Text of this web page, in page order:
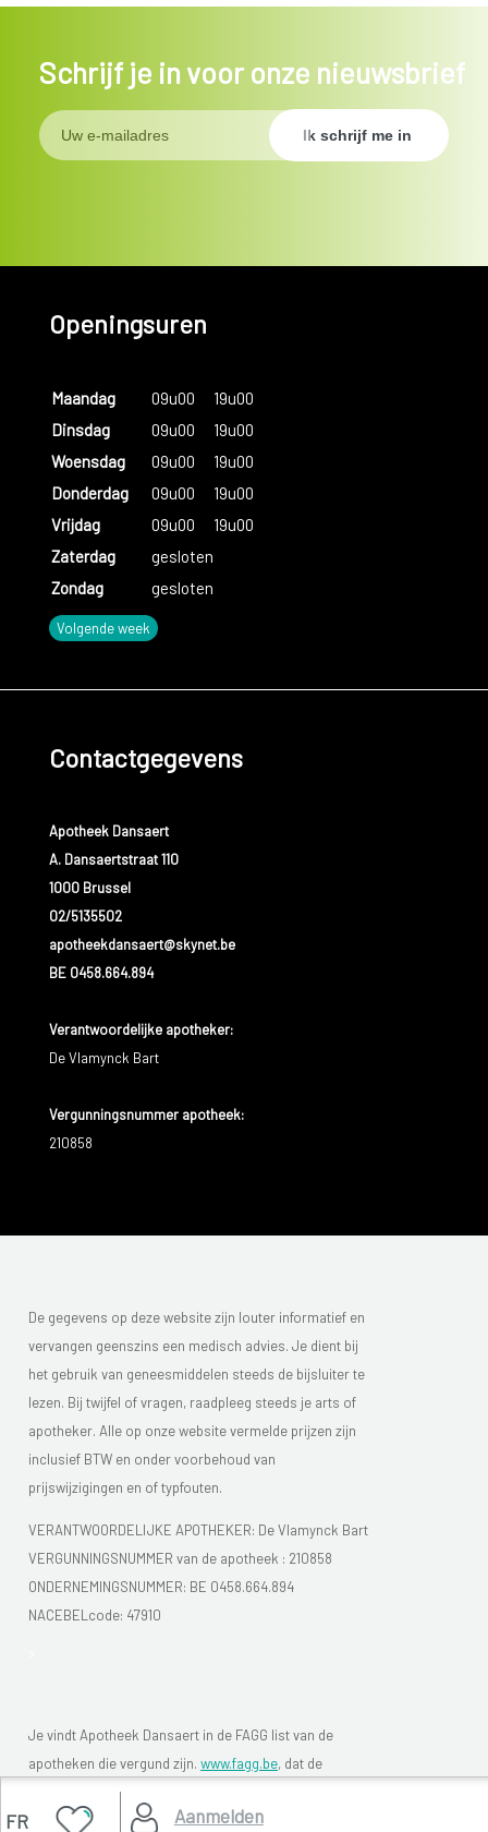
FR Aanmelden
Schrijf je in voor onze nieuwsbrief
Openingsuren
Maandag 09u00
19u00
Dinsdag
09u00
19u00
Woensdag
09u00
19u00
Donderdag
09u00
19u00
Vrijdag
09u00
19u00
Zaterdag
gesloten
Zondag
gesloten
Volgende week
Contactgegevens
Apotheek Dansaert
A. Dansaertstraat 110
1000 Brussel
02/5135502
apotheekdansaert@skynet.be
BE 0458.664.894
Verantwoordelijke apotheker:
De Vlamynck Bart
Vergunningsnummer apotheek:
210858
De gegevens op deze website zijn louter informatief en
vervangen geenszins een medisch advies. Je dient bij
het gebruik van geneesmiddelen steeds de bijsluiter te
lezen. Bij twijfel of vragen, raadpleeg steeds je arts of
apotheker. Alle op onze website vermelde prijzen zijn
inclusief BTW en onder voorbehoud van
prijswijzigingen en of typfouten.
VERANTWOORDELIJKE APOTHEKER: De Vlamynck Bart
VERGUNNINGSNUMMER van de apotheek : 210858
ONDERNEMINGSNUMMER: BE 0458.664.894
NACEBELcode: 47910
Je vindt Apotheek Dansaert in de FAGG list van de
apotheken die vergund zijn. www.fagg.be, dat de
wettelikheid van de Belgische (online) apotheken moet
controleren.